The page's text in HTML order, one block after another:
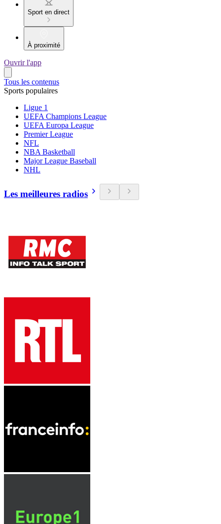
Sport en direct
À proximité
Ouvrir l'app
Tous les contenus
Sports populaires
Ligue 1
UEFA Champions League
UEFA Europa League
Premier League
NFL
NBA Basketball
Major League Baseball
NHL
Les meilleures radios